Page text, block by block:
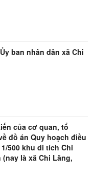
ban nhân dân xã Chi
của cơ quan, tổ
đồ án Quy hoạch điều
500 khu di tích Chi
là xã Chi Lăng,